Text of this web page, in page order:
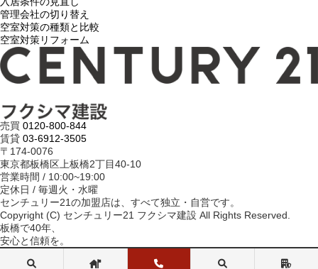
管理会社の切り替え
空室対策の種類と比較
空室対策リフォーム
売買 0120-800-844
賃貸 03-6912-3505
〒174-0076
東京都板橋区上板橋2丁目40-10
営業時間 / 10:00~19:00
定休日 / 毎週火・水曜
センチュリー21の加盟店は、すべて独立・自営です。
Copyright (C) センチュリー21 フクシマ建設 All Rights Reserved.
板橋で40年、
安心と信頼を。